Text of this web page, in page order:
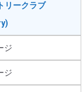
リークラブ
ジ
ジ